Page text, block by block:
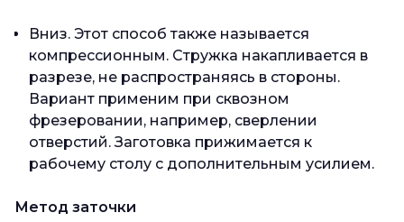
Вниз. Этот способ также называется
компрессионным. Стружка накапливается в
разрезе, не распространяясь в стороны.
Вариант применим при сквозном
фрезеровании, например, сверлении
отверстий. Заготовка прижимается к
рабочему столу с дополнительным усилием.
Метод заточки